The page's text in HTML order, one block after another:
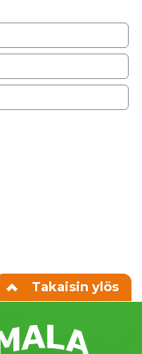
Takaisin ylös